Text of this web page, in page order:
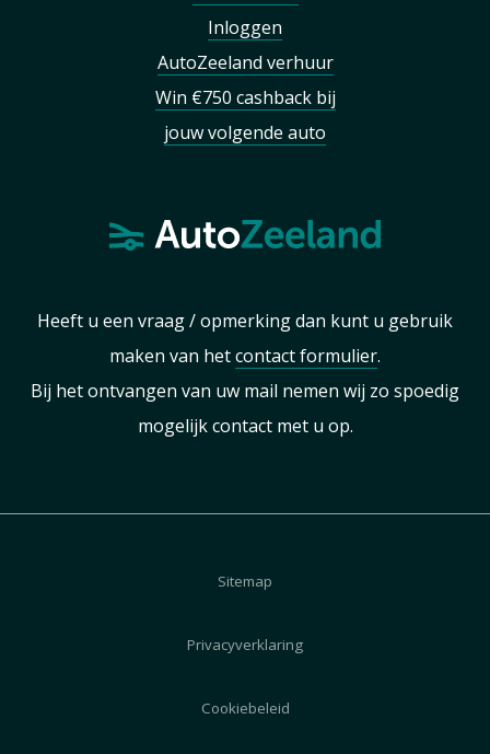
Inloggen
AutoZeeland verhuur
Win €750 cashback bij
jouw volgende auto
Heeft u een vraag / opmerking dan kunt u gebruik
maken van hetcontact formulier.
Bij het ontvangen van uw mail nemen wij zo spoedig
mogelijk contact met u op.
Sitemap
Privacyverklaring
Cookiebeleid